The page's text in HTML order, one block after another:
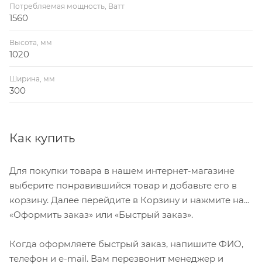
Потребляемая мощность, Ватт
1560
Высота, мм
1020
Ширина, мм
300
Как купить
Для покупки товара в нашем интернет-магазине
выберите понравившийся товар и добавьте его в
корзину. Далее перейдите в Корзину и нажмите на
«Оформить заказ» или «Быстрый заказ».
Когда оформляете быстрый заказ, напишите ФИО,
телефон и e-mail. Вам перезвонит менеджер и